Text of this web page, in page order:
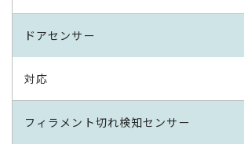
ドアセンサー
対応
フィラメント切れ検知センサー